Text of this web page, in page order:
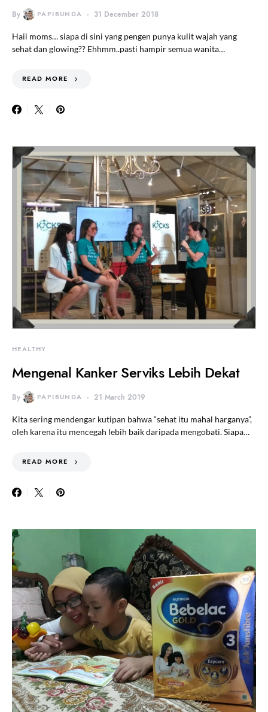
By PAPIBUNDA 31 December 2018
Haii moms… siapa di sini yang pengen punya kulit wajah yang
sehat dan glowing?? Ehhmm..pasti hampir semua wanita…
READ MORE
HEALTHY
Mengenal Kanker Serviks Lebih Dekat
By PAPIBUNDA 21 March 2019
Kita sering mendengar kutipan bahwa “sehat itu mahal harganya”,
oleh karena itu mencegah lebih baik daripada mengobati. Siapa…
READ MORE